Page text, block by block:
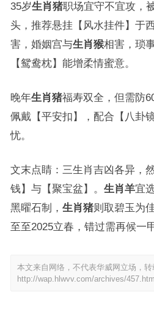
35岁生肖猪职场宜守不宜攻，
头，推荐悬挂【风水挂件】于
害，婚姻宫与生肖猴相害，琐
【鸳鸯枕】能增柔情蜜意。
晚年生肖猪福寿双全，但需防
佩戴【平安扣】，配合【八卦
忧。
文末点睛：三生肖吉凶各异，
钱】与【聚宝盆】。 生肖羊宜
黑曜石制， 生肖猪则取碧玉为
至至2025立春，错过需再候一
本文来自网络，不代表华威网立场，转
http://wap.hlwvv.com/archives/457.html